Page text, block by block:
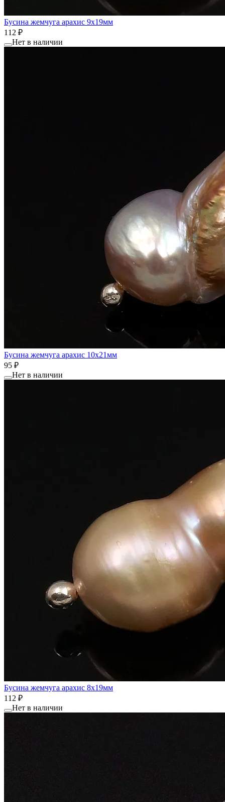
Бусина жемчуга арахис 9x19мм
112 ₽
Нет в наличии
Бусина жемчуга aрахис 10x21мм
95 ₽
Нет в наличии
Бусина жемчуга арахис 8x19мм
112 ₽
Нет в наличии